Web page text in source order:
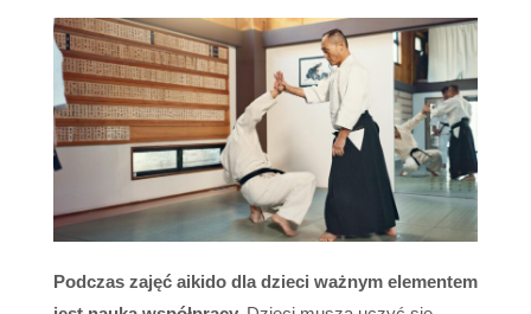
Podczas zajęć aikido dla dzieci ważnym elementem